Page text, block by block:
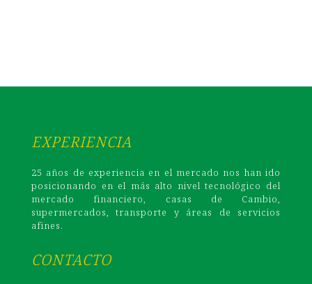
EXPERIENCIA
25 años de experiencia en el mercado nos han ido
posicionando en el más alto nivel tecnológico del
mercado financiero, casas de Cambio,
supermercados, transporte y áreas de servicios
afines.
CONTACTO